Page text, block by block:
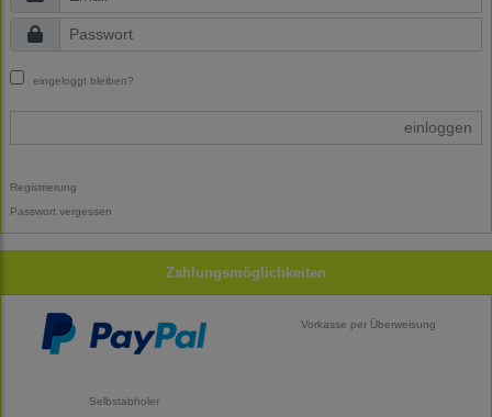
eingeloggt bleiben?
einloggen
Registrierung
Passwort vergessen
Zahlungsmöglichkeiten
Vorkasse per Überweisung
Selbstabholer